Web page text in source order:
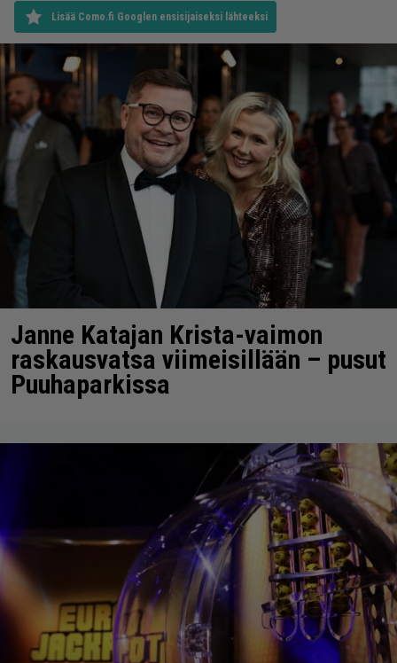
Lisää Como.fi Googlen ensisijaiseksi lähteeksi
Janne Katajan Krista-vaimon
raskausvatsa viimeisillään – pusut
Puuhaparkissa